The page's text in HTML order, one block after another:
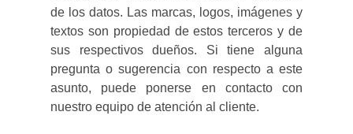
de los datos. Las marcas, logos, imágenes y
textos son propiedad de estos terceros y de
sus respectivos dueños. Si tiene alguna
pregunta o sugerencia con respecto a este
asunto, puede ponerse en contacto con
nuestro equipo de atención al cliente.